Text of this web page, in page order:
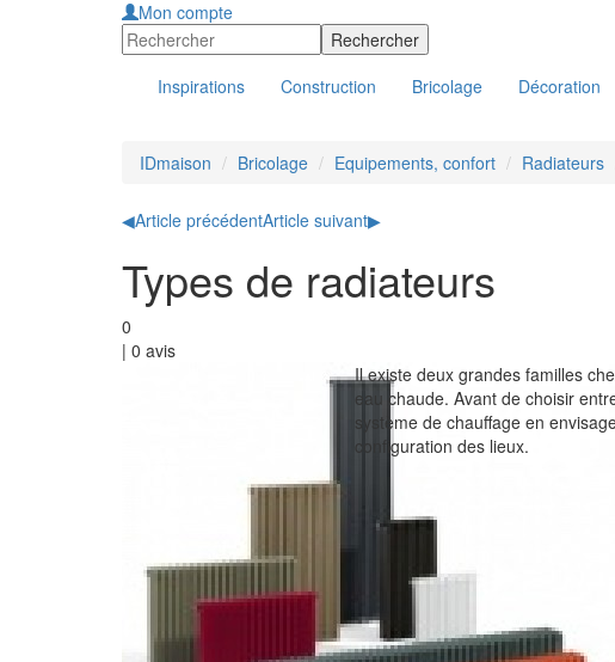
Mon compte
Inspirations Construction Bricolage Décoration
IDmaison Bricolage Equipements, confort Radiateurs
◀Article précédentArticle suivant▶
Types de radiateurs
0
| 0 avis
Il existe deux grandes familles
eau chaude. Avant de choisir
système de chauffage en
configuration des lieux.